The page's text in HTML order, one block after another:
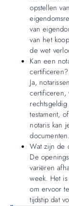
opstellen
van
van het
de wet
Kan een
certificeren?
Ja,
certificeren,
testament,
notaris kan
documenten.
Wat zijn de
De
variëren
week. Het
om ervoor
tijdstip dat